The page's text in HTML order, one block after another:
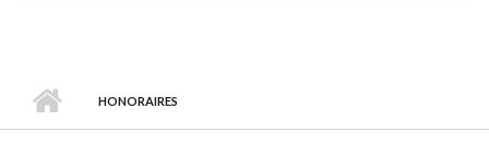
HONORAIRES